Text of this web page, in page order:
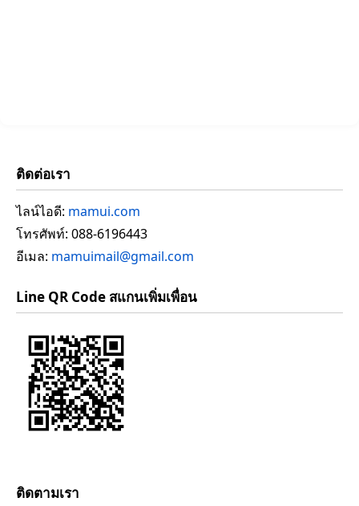
ติดต่อเรา
ไลน์ไอดี: mamui.com
โทรศัพท์: 088-6196443
อีเมล: mamuimail@gmail.com
Line QR Code สแกนเพิ่มเพื่อน
ติดตามเรา